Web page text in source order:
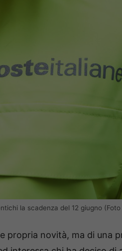
la scadenza del 12 giugno
propria novità, ma di una